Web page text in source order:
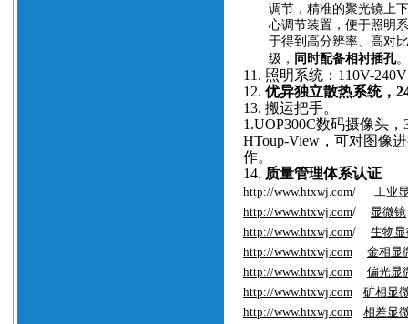
调节，精准的聚光镜上
心调节装置，便于照明
于得到高分辨率、高对
级， 同时配备相衬插孔。
11. 照明系统：110V-
12. 优异独立散热系统，
13. 搬运把手。
1.UOP300C数码摄像头，
HToup-View，可对图像
作。
14. 质量管理体系认证
http://www.htxwj.com/
工业
http://www.htxwj.com/
显微镜
http://www.htxwj.com/
生物
http://www.htxwj.com
金相显
http://www.htxwj.com
偏光显
http://www.htxwj.com
矿相显
http://www.htxwj.com
相差显